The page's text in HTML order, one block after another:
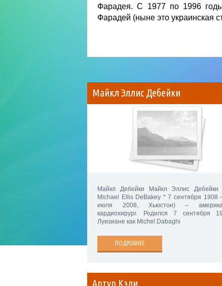
Фарадея. С 1977 по 1996 годы
Фарадей (ныне это украинская
Майкл Эллис Дебейки
Майкл Дебейки Майкл Эллис Дебейки
Michael Ellis DeBakey * 7 сентября 1908
июля 2008, Хьюстон) –
кардиохирург. Родился 7 сентября
Луизиане как Michel Dabaghi
ПОДРОБНЕЕ
Артур Кэли